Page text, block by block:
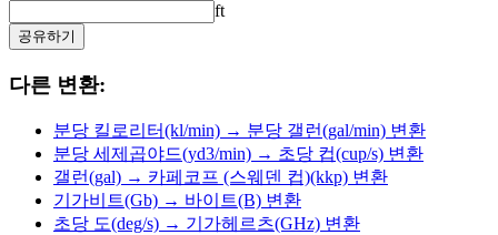
ft
공유하기
다른 변환:
분당 킬로리터(kl/min) → 분당 갤런(gal/min) 변환
분당 세제곱야드(yd3/min) → 초당 컵(cup/s) 변환
갤런(gal) → 카페코프 (스웨덴 컵)(kkp) 변환
기가비트(Gb) → 바이트(B) 변환
초당 도(deg/s) → 기가헤르츠(GHz) 변환